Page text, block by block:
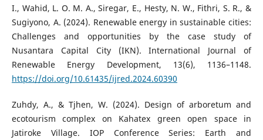
I., Wahid, L. O. M. A., Siregar, E., Hesty, N. W., Fithri, S. R., &
Sugiyono, A. (2024). Renewable energy in sustainable cities:
Challenges and opportunities by the case study of
Nusantara Capital City (IKN). International Journal of
Renewable Energy Development, 13(6), 1136–1148.
https://doi.org/10.61435/ijred.2024.60390
Zuhdy, A., & Tjhen, W. (2024). Design of arboretum and
ecotourism complex on Kahatex green open space in
Jatiroke Village. IOP Conference Series: Earth and